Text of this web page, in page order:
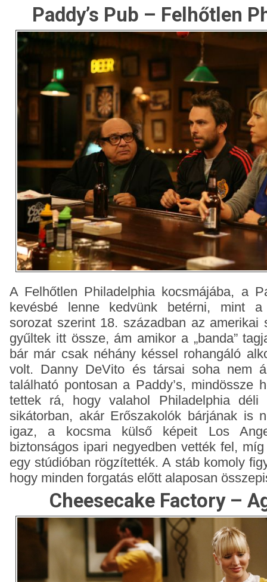
Paddy’s Pub – Felhőtlen
A Felhőtlen Philadelphia kocsmájába, a
kevésbé lenne kedvünk betérni, mint a
sorozat szerint 18. században az amerikai
gyűltek itt össze, ám amikor a „banda”
bár már csak néhány késsel rohangáló
volt. Danny DeVito és társai soha nem
található pontosan a Paddy’s, mindössze
tettek rá, hogy valahol Philadelphia déli
sikátorban, akár Erőszakolók bárjának is
igaz, a kocsma külső képeit Los
biztonságos ipari negyedben vették fel,
egy stúdióban rögzítették. A stáb komoly
hogy minden forgatás előtt alaposan
Cheesecake Factory –